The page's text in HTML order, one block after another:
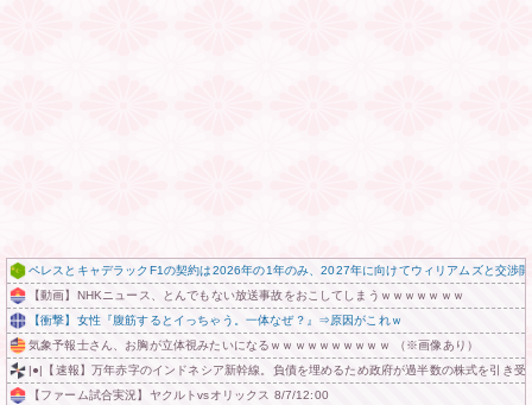
ペレスとキャデラックF1の契約は2026年の1年のみ、2027年に向けてウィリアムズと交渉
【動画】NHKニュース、とんでもない放送事故をおこしてしまうｗｗｗｗｗｗｗ
【衝撃】女性『腹筋するとイっちゃう。一体なぜ？』⇒原因がこれｗ
気象予報士さん、お胸が立体視みたいになるｗｗｗｗｗｗｗｗｗｗ （※画像あり）
|●|【速報】万年赤字のインドネシア新幹線。負債を埋めるため政府が過半数の株式を引き受
【ファーム試合実況】ヤクルトvsオリックス 8/7/12:00